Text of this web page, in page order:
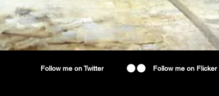
Follow me on Twitter Follow me on Flicker